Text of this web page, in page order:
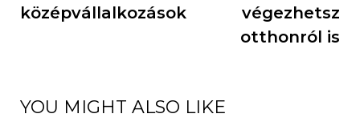
középvállalkozások
végezhetsz
otthonról is
YOU MIGHT ALSO LIKE